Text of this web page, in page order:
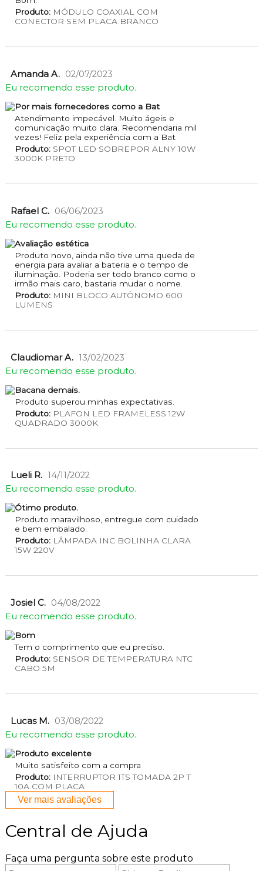
Produto:MÓDULO COAXIAL COM
CONECTOR SEM PLACA BRANCO
Amanda A. 02/07/2023
Eu recomendo esse produto.
Por mais fornecedores como a Bat
Atendimento impecável. Muito ágeis e
comunicação muito clara. Recomendaria mil
vezes! Feliz pela experiência com a Bat
Produto:SPOT LED SOBREPOR ALNY 10W
3000K PRETO
Rafael C. 06/06/2023
Eu recomendo esse produto.
Avaliação estética
Produto novo, ainda não tive uma queda de
energia para avaliar a bateria e o tempo de
iluminação. Poderia ser todo branco como o
irmão mais caro, bastaria mudar o nome.
Produto:MINI BLOCO AUTÔNOMO 600
LUMENS
Claudiomar A. 13/02/2023
Eu recomendo esse produto.
Bacana demais.
Produto superou minhas expectativas.
Produto:PLAFON LED FRAMELESS 12W
QUADRADO 3000K
Lueli R. 14/11/2022
Eu recomendo esse produto.
Ótimo produto.
Produto maravilhoso, entregue com cuidado
e bem embalado.
Produto:LÂMPADA INC BOLINHA CLARA
15W 220V
Josiel C. 04/08/2022
Eu recomendo esse produto.
Bom
Tem o comprimento que eu preciso.
Produto:SENSOR DE TEMPERATURA NTC
CABO 5M
Lucas M. 03/08/2022
Eu recomendo esse produto.
Produto excelente
Muito satisfeito com a compra
Produto:INTERRUPTOR 1TS TOMADA 2P T
10A COM PLACA
Ver mais avaliações
Central de Ajuda
Faça uma pergunta sobre este produto